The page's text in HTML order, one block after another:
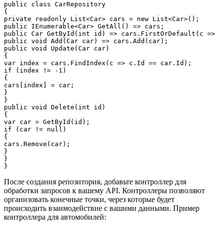
public class CarRepository
{
private readonly List<Car> cars = new List<Car>();
public IEnumerable<Car> GetAll() => cars;
public Car GetById(int id) => cars.FirstOrDefault(c
public void Add(Car car) => cars.Add(car);
public void Update(Car car)
{
var index = cars.FindIndex(c => c.Id == car.Id);
if (index != -1)
{
cars[index] = car;
}
}
public void Delete(int id)
{
var car = GetById(id);
if (car != null)
{
cars.Remove(car);
}
}
После создания репозитория, добавьте контроллер для
обработки запросов к вашему API. Контроллеры позволяют
организовать конечные точки, через которые будет
происходить взаимодействие с вашими данными. Пример
контроллера для автомобилей: